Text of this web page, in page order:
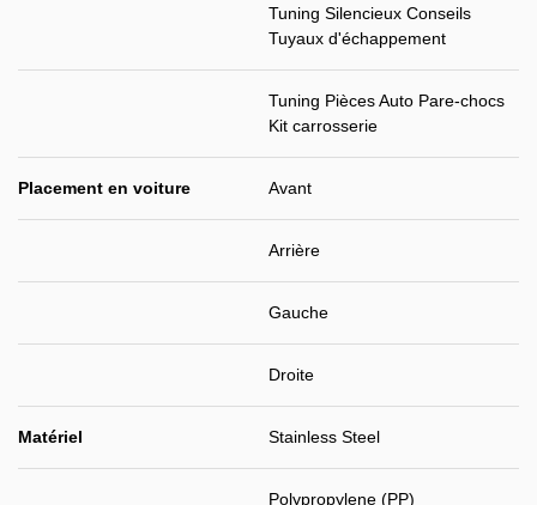
Tuning Silencieux Conseils
Tuyaux d'échappement
Tuning Pièces Auto Pare-chocs
Kit carrosserie
Placement en voiture Avant
Arrière
Gauche
Droite
Matériel Stainless Steel
Polypropylene (PP)